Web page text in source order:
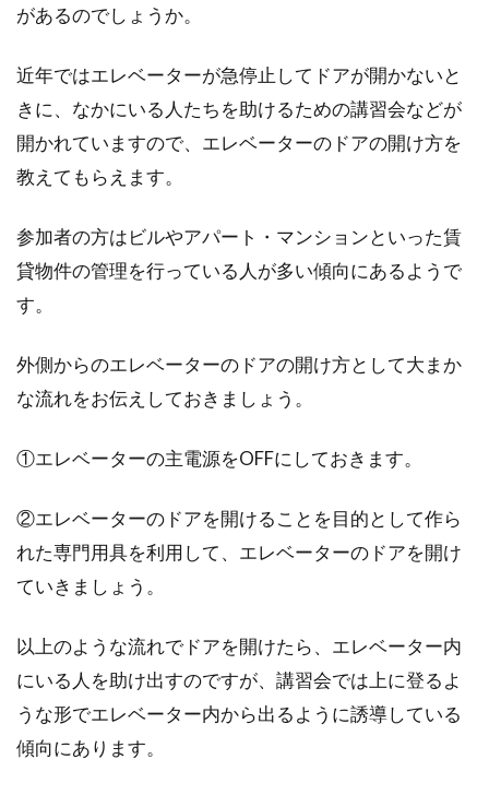
があるのでしょうか。
近年ではエレベーターが急停止してドアが開かないと
きに、なかにいる人たちを助けるための講習会などが
開かれていますので、エレベーターのドアの開け方を
教えてもらえます。
参加者の方はビルやアパート・マンションといった賃
貸物件の管理を行っている人が多い傾向にあるようで
す。
外側からのエレベーターのドアの開け方として大まか
な流れをお伝えしておきましょう。
①エレベーターの主電源をOFFにしておきます。
②エレベーターのドアを開けることを目的として作ら
れた専門用具を利用して、エレベーターのドアを開け
ていきましょう。
以上のような流れでドアを開けたら、エレベーター内
にいる人を助け出すのですが、講習会では上に登るよ
うな形でエレベーター内から出るように誘導している
傾向にあります。